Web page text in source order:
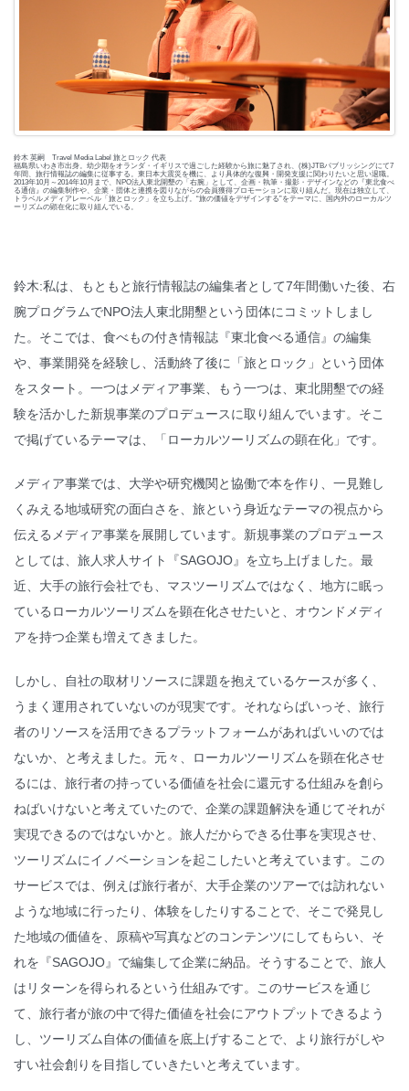
鈴木 英嗣 Travel Media Label 旅とロック 代表
福島県いわき市出身。幼少期をオランダ・イギリスで過ごした経験から旅に魅了され、(株)JTBパブリッシングにて7
年間、旅行情報誌の編集に従事する。東日本大震災を機に、より具体的な復興・開発支援に関わりたいと思い退職。
2013年10月～2014年10月まで、NPO法人東北開墾の「右腕」として、企画・執筆・撮影・デザインなどの『東北食べ
る通信』の編集制作や、企業・団体と連携を図りながらの会員獲得プロモーションに取り組んだ。現在は独立して、
トラベルメディアレーベル「旅とロック」を立ち上げ。“旅の価値をデザインする”をテーマに、国内外のローカルツ
ーリズムの顕在化に取り組んでいる。
鈴木:私は、もともと旅行情報誌の編集者として7年間働いた後、右
腕プログラムでNPO法人東北開墾という団体にコミットしまし
た。そこでは、食べもの付き情報誌『東北食べる通信』の編集
や、事業開発を経験し、活動終了後に「旅とロック」という団体
をスタート。一つはメディア事業、もう一つは、東北開墾での経
験を活かした新規事業のプロデュースに取り組んでいます。そこ
で掲げているテーマは、「ローカルツーリズムの顕在化」です。
メディア事業では、大学や研究機関と協働で本を作り、一見難し
くみえる地域研究の面白さを、旅という身近なテーマの視点から
伝えるメディア事業を展開しています。新規事業のプロデュース
としては、旅人求人サイト『SAGOJO』を立ち上げました。最
近、大手の旅行会社でも、マスツーリズムではなく、地方に眠っ
ているローカルツーリズムを顕在化させたいと、オウンドメディ
アを持つ企業も増えてきました。
しかし、自社の取材リソースに課題を抱えているケースが多く、
うまく運用されていないのが現実です。それならばいっそ、旅行
者のリソースを活用できるプラットフォームがあればいいのでは
ないか、と考えました。元々、ローカルツーリズムを顕在化させ
るには、旅行者の持っている価値を社会に還元する仕組みを創ら
ねばいけないと考えていたので、企業の課題解決を通じてそれが
実現できるのではないかと。旅人だからできる仕事を実現させ、
ツーリズムにイノベーションを起こしたいと考えています。この
サービスでは、例えば旅行者が、大手企業のツアーでは訪れない
ような地域に行ったり、体験をしたりすることで、そこで発見し
た地域の価値を、原稿や写真などのコンテンツにしてもらい、そ
れを『SAGOJO』で編集して企業に納品。そうすることで、旅人
はリターンを得られるという仕組みです。このサービスを通じ
て、旅行者が旅の中で得た価値を社会にアウトプットできるよう
し、ツーリズム自体の価値を底上げすることで、より旅行がしや
すい社会創りを目指していきたいと考えています。